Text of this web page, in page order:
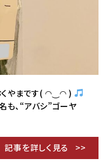
くやまです( ◠‿◠ )
も、“アバシ”ゴーヤ
記事を詳しく見る